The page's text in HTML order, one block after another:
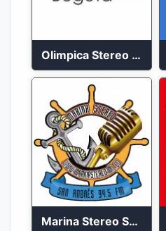
Olimpica Stereo Bogotá 105.9 FM Vibrante
Marina Stereo San Andres 94.5 FM